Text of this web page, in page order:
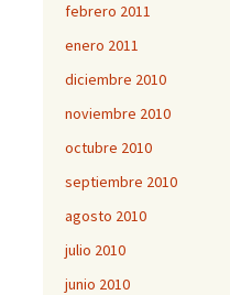
febrero 2011
enero 2011
diciembre 2010
noviembre 2010
octubre 2010
septiembre 2010
agosto 2010
julio 2010
junio 2010